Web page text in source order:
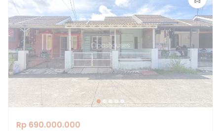
Rp 690.000.000